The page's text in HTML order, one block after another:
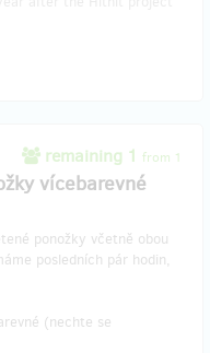
remaining 1 from 1
vícebarevné
ponožky včetně obou
posledních pár hodin,
(nechte se